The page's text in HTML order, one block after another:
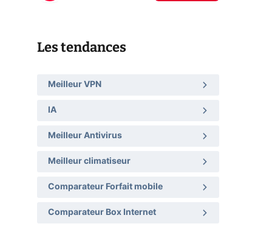
Les tendances
Meilleur VPN
IA
Meilleur Antivirus
Meilleur climatiseur
Comparateur Forfait mobile
Comparateur Box Internet